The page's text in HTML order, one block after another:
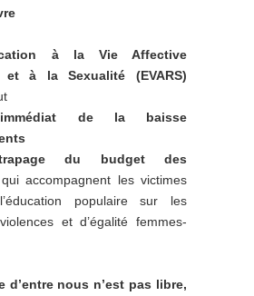
à la Vie Affective
et à la Sexualité (EVARS)
immédiat de la baisse
du budget des
qui accompagnent les victimes
populaire sur les
et d’égalité femmes-
d’entre nous n’est pas libre,